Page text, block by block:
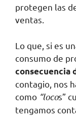
protegen las
ventas.
Lo que, si es
consumo de
consecuencia
contagio, nos
como “locos”
tengamos